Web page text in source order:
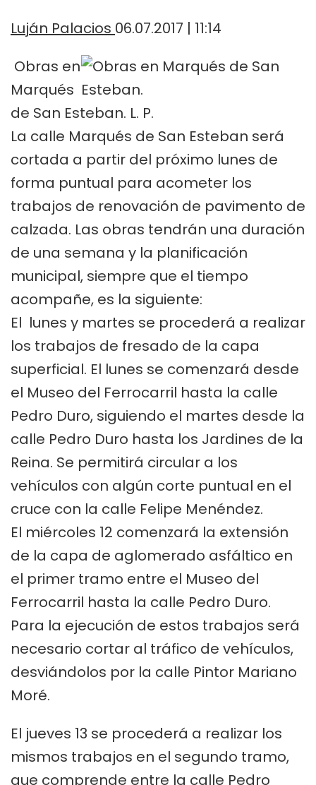
la
semana
Luján Palacios 06.07.2017 | 11:14
Obras en
Marqués
de San Esteban. L. P.
La calle Marqués de San Esteban será
cortada a partir del próximo lunes de
forma puntual para acometer los
trabajos de renovación de pavimento de
calzada. Las obras tendrán una duración
de una semana y la planificación
municipal, siempre que el tiempo
acompañe, es la siguiente:
El lunes y martes se procederá a realizar
los trabajos de fresado de la capa
superficial. El lunes se comenzará desde
el Museo del Ferrocarril hasta la calle
Pedro Duro, siguiendo el martes desde la
calle Pedro Duro hasta los Jardines de la
Reina. Se permitirá circular a los
vehículos con algún corte puntual en el
cruce con la calle Felipe Menéndez.
El miércoles 12 comenzará la extensión
de la capa de aglomerado asfáltico en
el primer tramo entre el Museo del
Ferrocarril hasta la calle Pedro Duro.
Para la ejecución de estos trabajos será
necesario cortar al tráfico de vehículos,
desviándolos por la calle Pintor Mariano
Moré.
El jueves 13 se procederá a realizar los
mismos trabajos en el segundo tramo,
que comprende entre la calle Pedro